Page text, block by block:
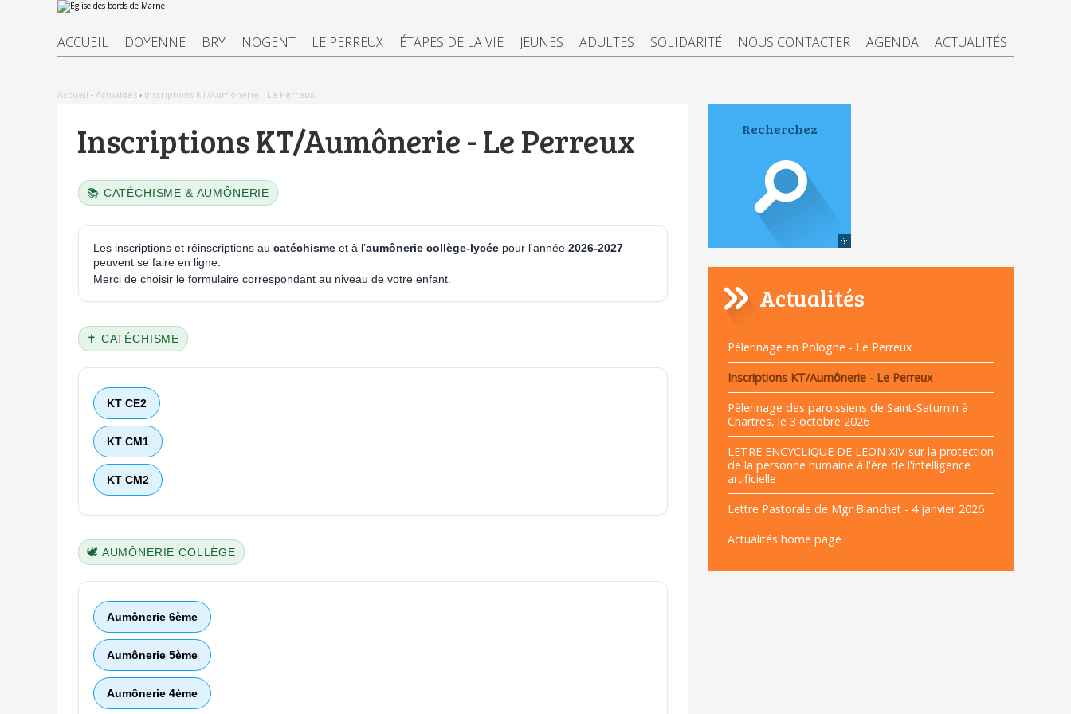
Aller
au
contenu.
|
Aller
Outils
personnels
ACCUEIL DOYENNE BRY NOGENT LE PERREUX ÉTAPES DE LA VIE JEUNES ADULTES SOLIDARITÉ NOUS CONTACTER AGENDA ACTUALITÉS
Accueil › Actualités › Inscriptions KT/Aumônerie - Le Perreux
Navigation
Actualités
Pélerinage en Pologne - Le Perreux
Inscriptions KT/Aumônerie - Le Perreux
Pèlerinage des paroissiens de Saint-Saturnin à
Chartres, le 3 octobre 2026
LETRE ENCYCLIQUE DE LEON XIV sur la protection
de la personne humaine à l'ère de l'intelligence
artificielle
Lettre Pastorale de Mgr Blanchet - 4 janvier 2026
Actualités home page
Inscriptions KT/Aumônerie - Le Perreux
📚 CATÉCHISME & AUMÔNERIE
Les inscriptions et réinscriptions au catéchisme et à l’aumônerie collège-lycée pour l'année 2026-2027
peuvent se faire en ligne.
Merci de choisir le formulaire correspondant au niveau de votre enfant.
✝️ CATÉCHISME
KT CE2
KT CM1
KT CM2
🕊️ AUMÔNERIE COLLÈGE
Aumônerie 6ème
Aumônerie 5ème
Aumônerie 4ème